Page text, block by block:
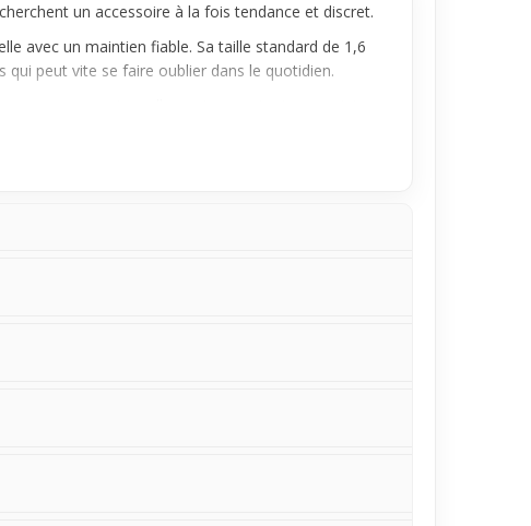
un accessoire à la fois tendance et discret.
avec un maintien fiable. Sa taille standard de 1,6
peut vite se faire oublier dans le quotidien.